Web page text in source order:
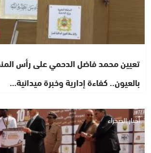
تعيين محمد فاضل الدحمي على رأس
بالعيون.. كفاءة إدارية وخبرة ميدانية…
أخبار الصحراء